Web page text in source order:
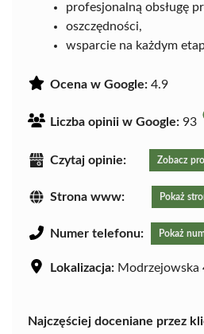
profesjonalną obsługę
oszczędności,
wsparcie na każdym
Ocena w Google: 4.9
Liczba opinii w Google: 93
Czytaj opinie: Zobacz
Strona www: Pokaż
Numer telefonu: Pokaż
Lokalizacja: Modrzejowska
Najczęściej doceniane przez